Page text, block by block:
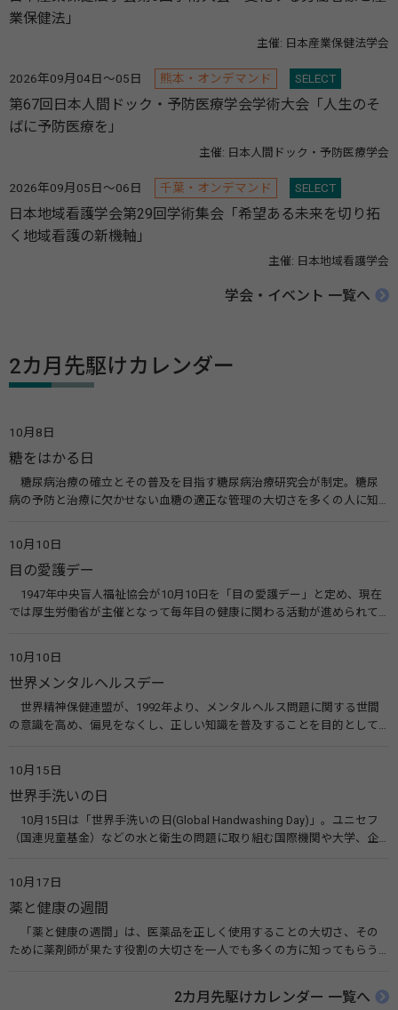
業保健法」
主催: 日本産業保健法学会
2026年09月04日～05日 熊本・オンデマンド SELECT
第67回日本人間ドック・予防医療学会学術大会「人生のそ
ばに予防医療を」
主催: 日本人間ドック・予防医療学会
2026年09月05日～06日 千葉・オンデマンド SELECT
日本地域看護学会第29回学術集会「希望ある未来を切り拓
く地域看護の新機軸」
主催: 日本地域看護学会
学会・イベント 一覧へ
2カ月先駆けカレンダー
10月8日
糖をはかる日
糖尿病治療の確立とその普及を目指す糖尿病治療研究会が制定。糖尿
病の予防と治療に欠かせない血糖の適正な管理の大切さを多くの人に知
療研究会） 糖尿病ネットワーク
10月10日
目の愛護デー
1947年中央盲人福祉協会が10月10日を「目の愛護デー」と定め、現在
では厚生労働省が主催となって毎年目の健康に関わる活動が進められて
会）
10月10日
世界メンタルヘルスデー
世界精神保健連盟が、1992年より、メンタルヘルス問題に関する世間
の意識を高め、偏見をなくし、正しい知識を普及することを目的として、
す。 関連リンク 世界メンタルヘルスデー（厚生労働省） 働く人のメンタ
ルヘルス・ポータルサイト「こころの耳」（厚生労働省）
10月15日
世界手洗いの日
10月15日は「世界手洗いの日(Global Handwashing Day)」。ユニセフ
（国連児童基金）などの水と衛生の問題に取り組む国際機関や大学、企
10月17日
薬と健康の週間
「薬と健康の週間」は、医薬品を正しく使用することの大切さ、その
ために薬剤師が果たす役割の大切さを一人でも多くの方に知ってもらう
伝えたい！薬との付き合い方」（保健指導リソースガイド）
2カ月先駆けカレンダー 一覧へ